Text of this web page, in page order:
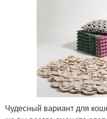
Чудесный вариант для